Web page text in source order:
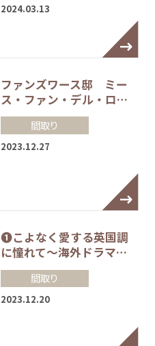
2024.03.13
ファンズワース邸 ミー
ス・ファン・デル・ロ…
間取り
2023.12.27
❶こよなく愛する英国調
に憧れて～海外ドラマ…
間取り
2023.12.20